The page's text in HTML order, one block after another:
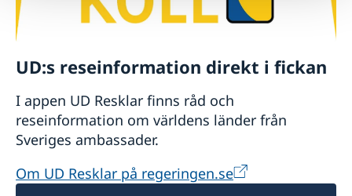
hemsida:Boka tid för samordningsnummer -
Sweden Abroad
UD:s reseinformation direkt i fickan
I appen UD Resklar finns råd och
reseinformation om världens länder från
Sveriges ambassader.
Om UD Resklar på regeringen.se